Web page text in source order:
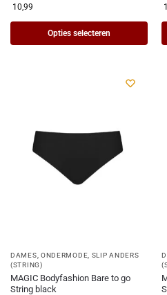
10,99
Opties selecteren
DAMES ONDERMODE SLIP ANDERS
(STRING)
MAGIC Bodyfashion Bare to go
String black